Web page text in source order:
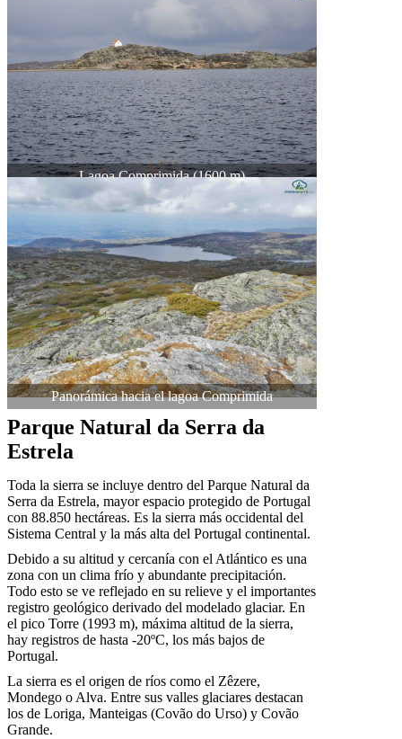
Lagoa Comprimida (1600 m)
Panorámica hacia el lagoa Comprimida
Parque Natural da Serra da
Estrela
Toda la sierra se incluye dentro del Parque Natural da
Serra da Estrela, mayor espacio protegido de Portugal
con 88.850 hectáreas. Es la sierra más occidental del
Sistema Central y la más alta del Portugal continental.
Debido a su altitud y cercanía con el Atlántico es una
zona con un clima frío y abundante precipitación.
Todo esto se ve reflejado en su relieve y el importantes
registro geológico derivado del modelado glaciar. En
el pico Torre (1993 m), máxima altitud de la sierra,
hay registros de hasta -20ºC, los más bajos de
Portugal.
La sierra es el origen de ríos como el Zêzere,
Mondego o Alva. Entre sus valles glaciares destacan
los de Loriga, Manteigas (Covão do Urso) y Covão
Grande.